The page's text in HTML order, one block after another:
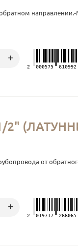
2 000575 610992
2"
от
2 019717 266065